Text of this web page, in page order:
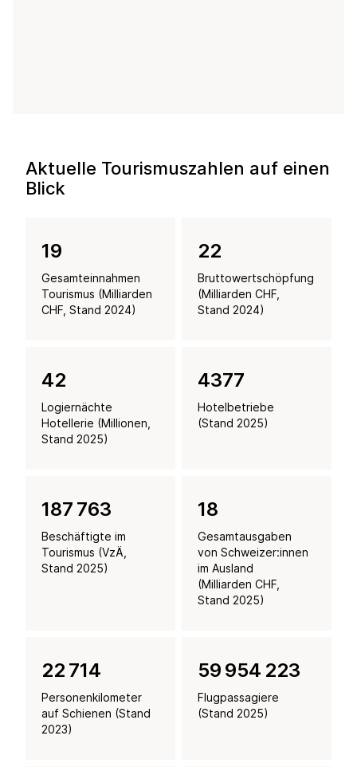
Aktuelle Tourismuszahlen auf einen
Blick
19
Gesamteinnahmen
Tourismus (Milliarden
CHF, Stand 2024)
22
Bruttowertschöpfung
(Milliarden CHF,
Stand 2024)
42
Logiernächte
Hotellerie (Millionen,
Stand 2025)
4377
Hotelbetriebe
(Stand 2025)
187 770
Beschäftigte im
Tourismus (VzÄ,
Stand 2025)
18
Gesamtausgaben
von Schweizer:innen
im Ausland
(Milliarden CHF,
Stand 2025)
22 715
Personenkilometer
auf Schienen (Stand
2023)
59 957 828
Flugpassagiere
(Stand 2025)